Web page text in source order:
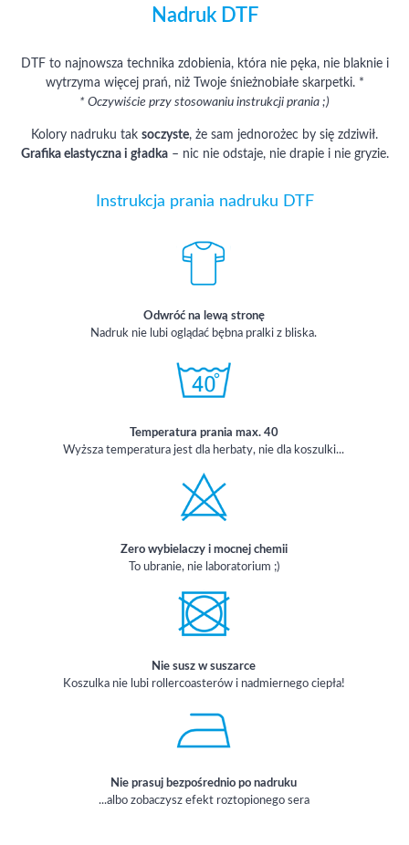
Nadruk DTF
DTF to najnowsza technika zdobienia, która nie pęka, nie blaknie i
wytrzyma więcej prań, niż Twoje śnieżnobiałe skarpetki. *
* Oczywiście przy stosowaniu instrukcji prania ;)
Kolory nadruku tak soczyste, że sam jednorożec by się zdziwił.
Grafika elastyczna i gładka– nic nie odstaje, nie drapie i nie gryzie.
Instrukcja prania nadruku DTF
Odwróć na lewą stronę
Nadruk nie lubi oglądać bębna pralki z bliska.
Temperatura prania max. 40
Wyższa temperatura jest dla herbaty, nie dla koszulki...
Zero wybielaczy i mocnej chemii
To ubranie, nie laboratorium ;)
Nie susz w suszarce
Koszulka nie lubi rollercoasterów i nadmiernego ciepła!
Nie prasuj bezpośrednio po nadruku
...albo zobaczysz efekt roztopionego sera